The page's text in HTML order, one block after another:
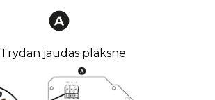
Trydan jaudas plāksne